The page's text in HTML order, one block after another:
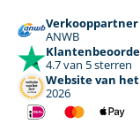
Verkooppartner
ANWB
4.7 van 5 sterren
Website van het
2026